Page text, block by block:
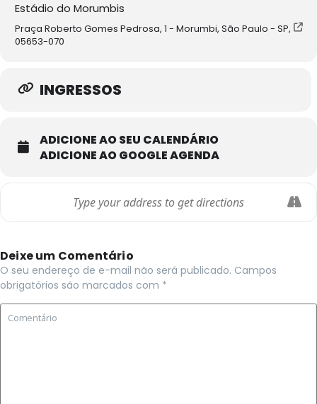
Estádio do Morumbis
Praça Roberto Gomes Pedrosa, 1 - Morumbi, São Paulo - SP,
05653-070
INGRESSOS
ADICIONE AO SEU CALENDÁRIO
ADICIONE AO GOOGLE AGENDA
Deixe um Comentário
O seu endereço de e-mail não será publicado. Campos
obrigatórios são marcados com *